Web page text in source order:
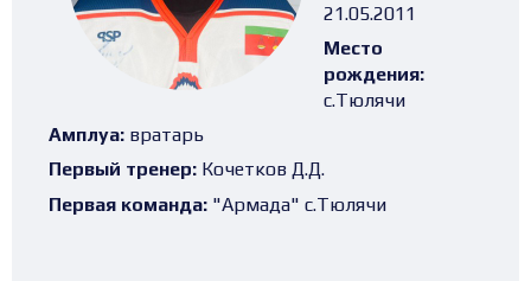
21.05.2011
Место
рождения:
с.Тюлячи
Амплуа: вратарь
Первый тренер: Кочетков Д.Д.
Первая команда: "Армада" с.Тюлячи